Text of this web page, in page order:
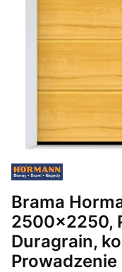
Brama
2500x2250,
Duragrain,
Prowadzenie